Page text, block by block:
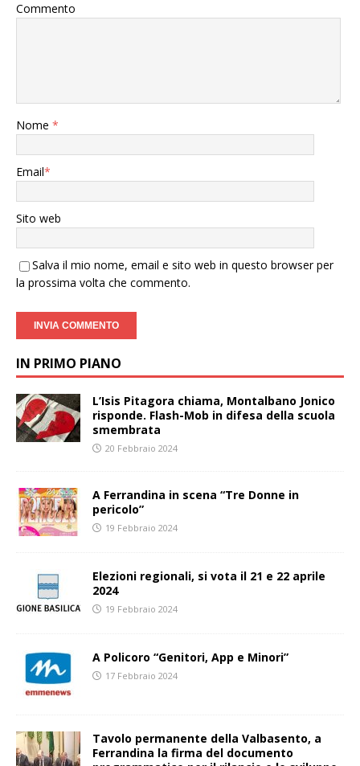
Commento
Nome *
Email*
Sito web
Salva il mio nome, email e sito web in questo browser per
la prossima volta che commento.
IN PRIMO PIANO
L’Isis Pitagora chiama, Montalbano Jonico
risponde. Flash-Mob in difesa della scuola
smembrata
20 Febbraio 2024
A Ferrandina in scena “Tre Donne in
pericolo”
19 Febbraio 2024
Elezioni regionali, si vota il 21 e 22 aprile
2024
19 Febbraio 2024
A Policoro “Genitori, App e Minori”
17 Febbraio 2024
Tavolo permanente della Valbasento, a
Ferrandina la firma del documento